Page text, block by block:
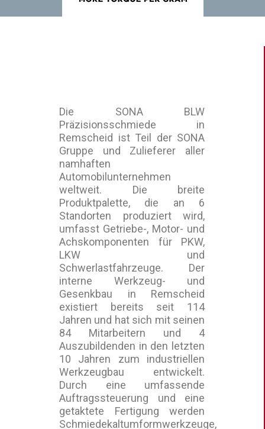
Die SONA BLW
Präzisionsschmiede in
Remscheid ist Teil der SONA
Gruppe und Zulieferer aller
namhaften
Automobilunternehmen
weltweit. Die breite
Produktpalette, die an 6
Standorten produziert wird,
umfasst Getriebe-, Motor- und
Achskomponenten für PKW,
LKW und
Schwerlastfahrzeuge. Der
interne Werkzeug- und
Gesenkbau in Remscheid
existiert bereits seit 114
Jahren und hat sich mit seinen
84 Mitarbeitern und 4
Auszubildenden in den letzten
10 Jahren zum industriellen
Werkzeugbau entwickelt.
Durch eine umfassende
Auftragssteuerung und eine
getaktete Fertigung werden
Schmiedekaltumformwerkzeuge,